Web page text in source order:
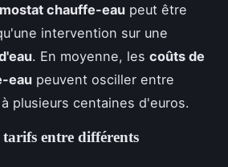
chauffe-eau peut être
intervention sur une
. En moyenne, les coûts de
eau peuvent osciller entre
plusieurs centaines d'euros.
entre différents